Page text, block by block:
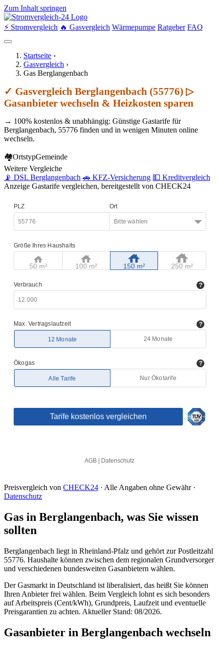
Zum Inhalt springen
⚡ Stromvergleich 🔥 Gasvergleich Wärmepumpe Ratgeber FAQ
Startseite ›
Gasvergleich ›
Gas Berglangenbach
✓ Gasvergleich Berglangenbach (55776) ▷
Gasanbieter wechseln & Heizkosten sparen
→ 100% kostenlos & unabhängig: Günstige Gastarife für
Berglangenbach, 55776 finden und in wenigen Minuten online
wechseln.
🏘OrtstypGemeinde
Weitere Vergleiche
📡 DSL Berglangenbach 🚗 KFZ-Versicherung 💵 Kreditvergleich
Anzeige Gastarife vergleichen, bereitgestellt von CHECK24
Preisvergleich von CHECK24 · Alle Angaben ohne Gewähr ·
Datenschutz
Gas in Berglangenbach, was Sie wissen
sollten
Berglangenbach liegt in Rheinland-Pfalz und gehört zur Postleitzahl
55776. Haushalte können zwischen dem regionalen Grundversorger
und verschiedenen bundesweiten Gasanbietern wählen.
Der Gasmarkt in Deutschland ist liberalisiert, das heißt Sie können
Ihren Anbieter frei wählen. Beim Vergleich lohnt es sich besonders
auf Arbeitspreis (Cent/kWh), Grundpreis, Laufzeit und eventuelle
Preisgarantien zu achten. Aktueller Stand: 08/2026.
Gasanbieter in Berglangenbach wechseln